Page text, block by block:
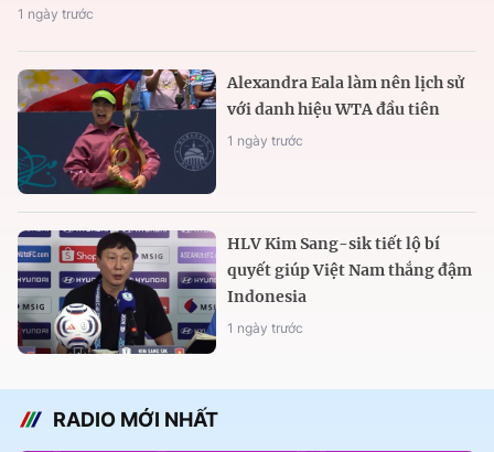
1 ngày trước
Alexandra Eala làm nên lịch sử
với danh hiệu WTA đầu tiên
1 ngày trước
HLV Kim Sang-sik tiết lộ bí
quyết giúp Việt Nam thắng đậm
Indonesia
1 ngày trước
RADIO MỚI NHẤT